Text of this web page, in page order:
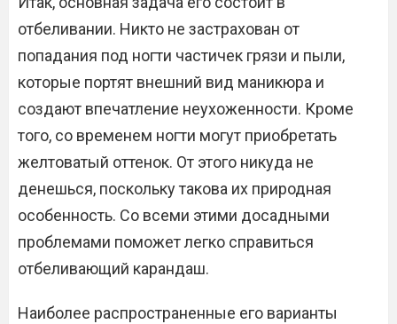
отбеливании. Никто не застрахован от
попадания под ногти частичек грязи и пыли,
которые портят внешний вид маникюра и
создают впечатление неухоженности. Кроме
того, со временем ногти могут приобретать
желтоватый оттенок. От этого никуда не
денешься, поскольку такова их природная
особенность. Со всеми этими досадными
проблемами поможет легко справиться
отбеливающий карандаш.
Наиболее распространенные его варианты